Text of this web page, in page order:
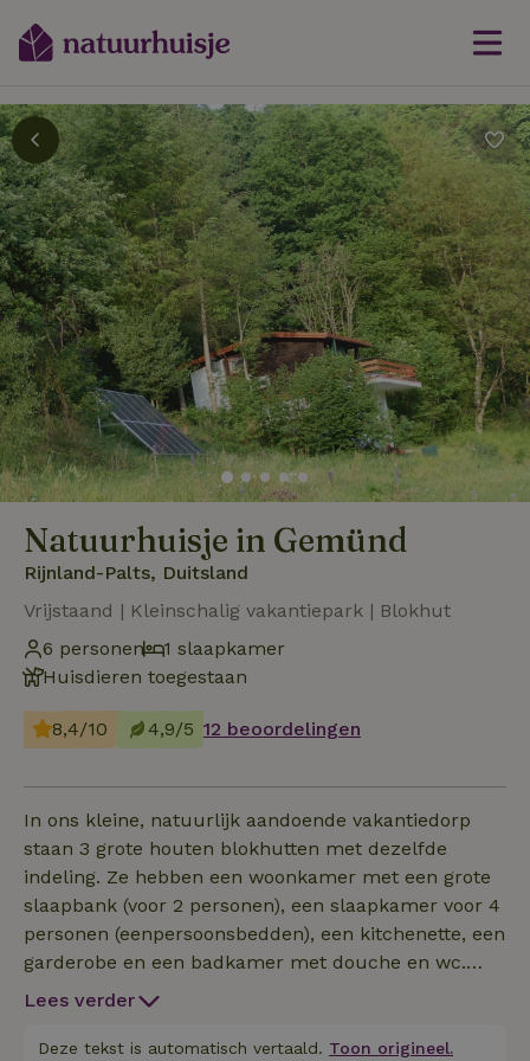
Natuurhuisje in Gemünd
Rijnland-Palts, Duitsland
Vrijstaand | Kleinschalig vakantiepark | Blokhut
6 personen
1 slaapkamer
Huisdieren toegestaan
8,4/10 4,9/5 12 beoordelingen
In ons kleine, natuurlijk aandoende vakantiedorp
staan 3 grote houten blokhutten met dezelfde
indeling. Ze hebben een woonkamer met een grote
slaapbank (voor 2 personen), een slaapkamer voor 4
personen (eenpersoonsbedden), een kitchenette, een
garderobe en een badkamer met douche en wc.
Alle kamers zijn compleet ingericht; er wordt
energie. Beddengoed (overtrekken en lakens) en
Lees verder
Deze tekst is automatisch vertaald. Toon origineel.